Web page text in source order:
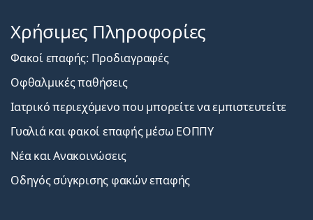
Χρήσιμες Πληροφορίες
Φακοί επαφής: Προδιαγραφές
Οφθαλμικές παθήσεις
Ιατρικό περιεχόμενο που μπορείτε να εμπιστευτείτε
Γυαλιά και φακοί επαφής μέσω ΕΟΠΠΥ
Νέα και Ανακοινώσεις
Οδηγός σύγκρισης φακών επαφής